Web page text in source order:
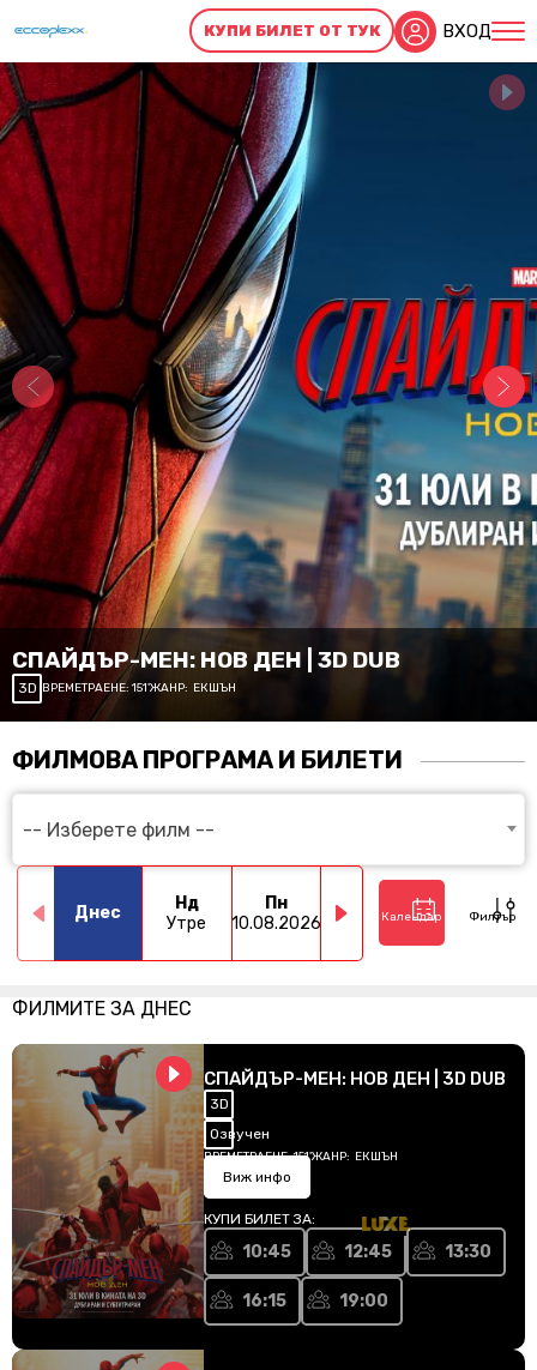
КУПИ БИЛЕТ ОТ ТУК ВХОД
СПАЙДЪР-МЕН: НОВ ДЕН | 3D DUB
3D ВРЕМЕТРАЕНЕ: 151'ЖАНР: ЕКШЪН
ФИЛМОВА ПРОГРАМА И БИЛЕТИ
-- Изберете филм --
Днес
Нд
Утре
Пн
10.08.2026 11.08.202612.08.2026
Календар Филтър
ФИЛМИТЕ ЗА ДНЕС
СПАЙДЪР-МЕН: НОВ ДЕН | 3D DUB
3D
Озвучен
ВРЕМЕТРАЕНЕ:151'ЖАНР: ЕКШЪН
Виж инфо
КУПИ БИЛЕТ ЗА:
10:45 12:45 13:30
16:15 19:00